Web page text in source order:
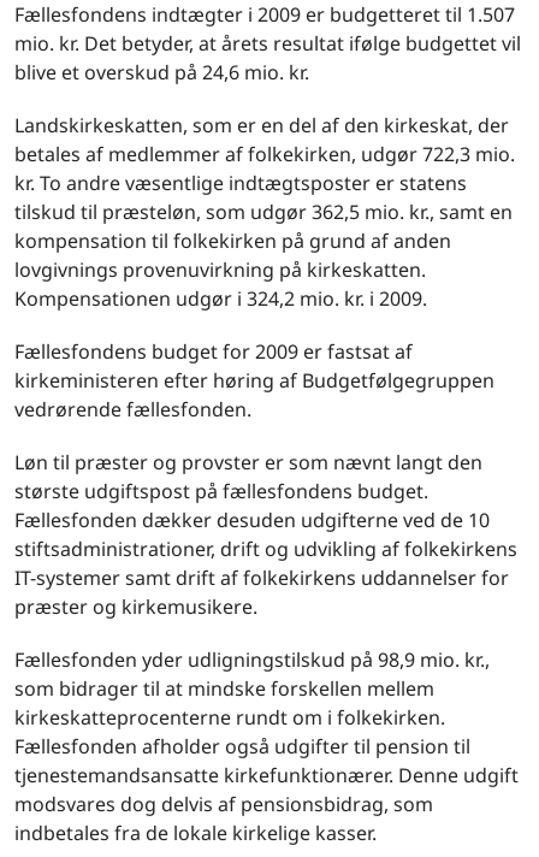
Fællesfondens indtægter i 2009 er budgetteret til 1.507
mio. kr. Det betyder, at årets resultat ifølge budgettet vil
blive et overskud på 24,6 mio. kr.
Landskirkeskatten, som er en del af den kirkeskat, der
betales af medlemmer af folkekirken, udgør 722,3 mio.
kr. To andre væsentlige indtægtsposter er statens
tilskud til præsteløn, som udgør 362,5 mio. kr., samt en
kompensation til folkekirken på grund af anden
lovgivnings provenuvirkning på kirkeskatten.
Kompensationen udgør i 324,2 mio. kr. i 2009.
Fællesfondens budget for 2009 er fastsat af
kirkeministeren efter høring af Budgetfølgegruppen
vedrørende fællesfonden.
Løn til præster og provster er som nævnt langt den
største udgiftspost på fællesfondens budget.
Fællesfonden dækker desuden udgifterne ved de 10
stifts­administrationer, drift og udvikling af folkekirkens
IT-systemer samt drift af folkekirkens uddannelser for
præster og kirkemusikere.
Fællesfonden yder udligningstilskud på 98,9 mio. kr.,
som bidrager til at mindske forskellen mellem
kirkeskatteprocenterne rundt om i folkekirken.
Fællesfonden afholder også udgifter til pension til
tjenestemandsansatte kirkefunktionærer. Denne udgift
modsvares dog delvis af pensionsbidrag, som
indbetales fra de lokale kirkelige kasser.